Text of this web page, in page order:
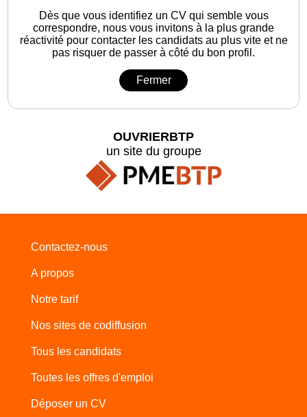
Dès que vous identifiez un CV qui semble vous
correspondre, nous vous invitons à la plus grande
réactivité pour contacter les candidats au plus vite et ne
pas risquer de passer à côté du bon profil.
Fermer
OUVRIERBTP
un site du groupe
Contactez-nous
A propos
Notre tarif
Nos sites de codiffusion
Tous les candidats
Toutes les offres d'emploi
Déposer un CV